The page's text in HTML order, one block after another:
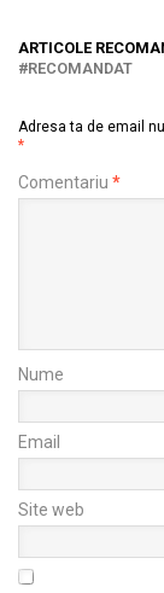
ARTICOLE
RECOMANDAT
Adresa ta de email
*
Comentariu *
Nume
Email
Site web